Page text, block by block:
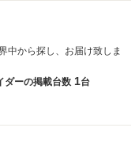
中から探し、お届け致しま
ダーの掲載台数 1台